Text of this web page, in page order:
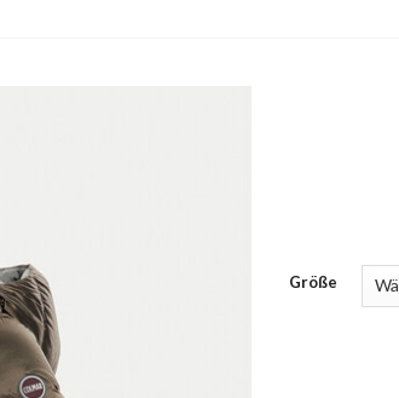
Größe